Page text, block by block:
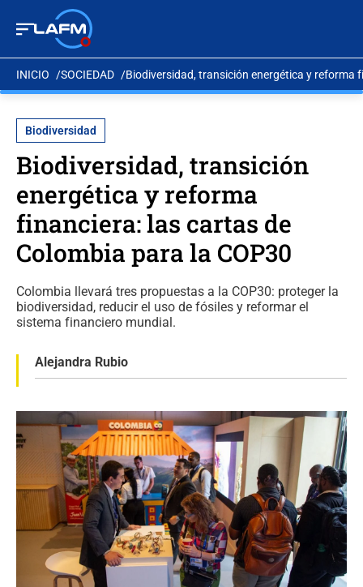
INICIO SOCIEDAD Biodiversidad, transición energética y reforma
Biodiversidad
Biodiversidad, transición
energética y reforma
financiera: las cartas de
Colombia para la COP30
Colombia llevará tres propuestas a la COP30: proteger la
biodiversidad, reducir el uso de fósiles y reformar el
sistema financiero mundial.
Alejandra Rubio